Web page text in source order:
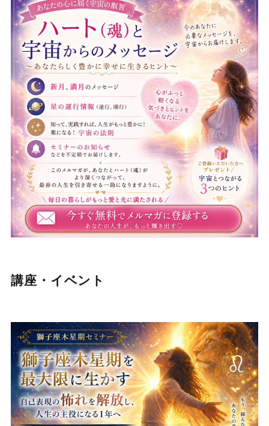
講座・イベント